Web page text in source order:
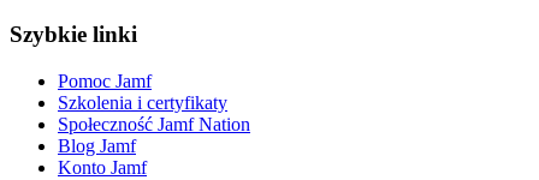
Szybkie linki
Pomoc Jamf
Szkolenia i certyfikaty
Społeczność Jamf Nation
Blog Jamf
Konto Jamf